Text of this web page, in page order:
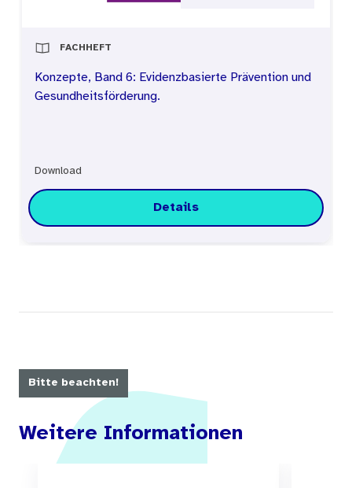
FACHHEFT
Konzepte, Band 6: Evidenzbasierte Prävention und
Gesundheitsförderung.
Download
Details
Bitte beachten!
Weitere Informationen